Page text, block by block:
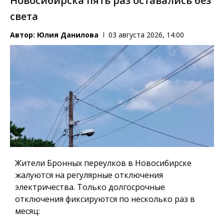
света
Автор: Юлия Данилова 03 августа 2026, 14:00
Жители Бронных переулков в Новосибирске
жалуются на регулярные отключения
электричества. Только долгосрочные
отключения фиксируются по несколько раз в
месяц: